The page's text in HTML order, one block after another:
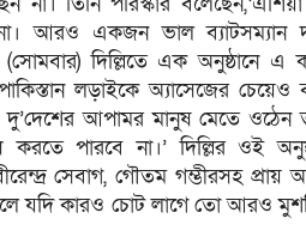
আরও একজন ভাল ব্যাটসম্যান
(সোমবার) দিল্লিতে এক অনুষ্ঠানে এ
লড়াইকে অ্যাসেজের
দু’দেশের আপামর মানুষ মেতে ওঠেন
করতে পারবে না।’ দিল্লির ওই
সেবাগ, গৌতম গম্ভীরসহ প্রায়
যদি কারও চোট লাগে তো আরও